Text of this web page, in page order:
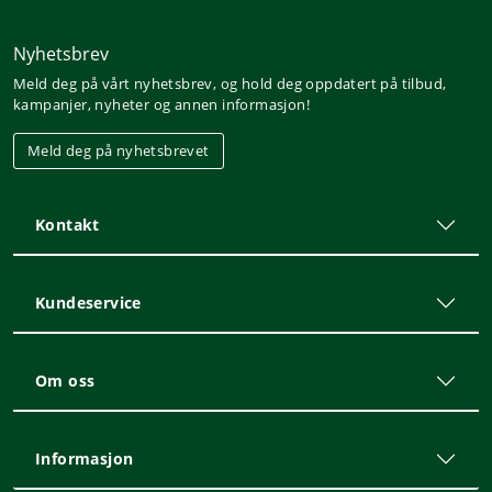
Nyhetsbrev
Meld deg på vårt nyhetsbrev, og hold deg oppdatert på tilbud,
kampanjer, nyheter og annen informasjon!
Meld deg på nyhetsbrevet
Kontakt
Kundeservice
Om oss
Informasjon